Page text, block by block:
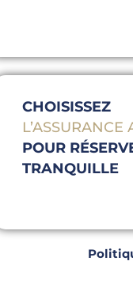
CHOISISSEZ
POUR
TRANQUILLE